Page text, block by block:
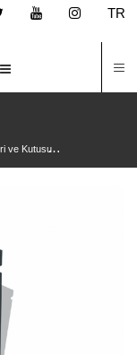
TR
ve Kutusu